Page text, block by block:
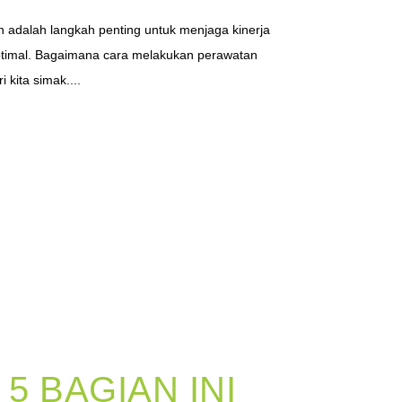
adalah langkah penting untuk menjaga kinerja
Bagaimana cara melakukan perawatan
kita simak....
BAGIAN INI